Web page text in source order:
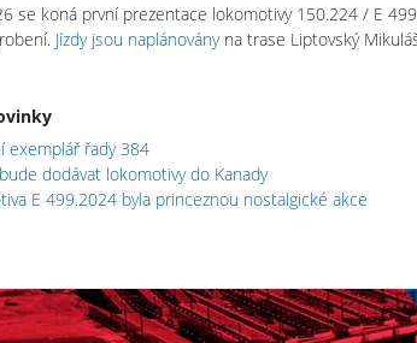
se koná první prezentace lokomotivy 150.224 / E
Jízdy jsou naplánoványna trase Liptovský
exemplář řady 384
dodávat lokomotivy do Kanady
E 499.2024 byla princeznou nostalgické akce